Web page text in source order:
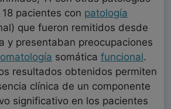
pacientes con patología
que fueron remitidos desde
y presentaban preocupaciones
somática funcional.
resultados obtenidos permiten
clínica de un componente
significativo en los pacientes